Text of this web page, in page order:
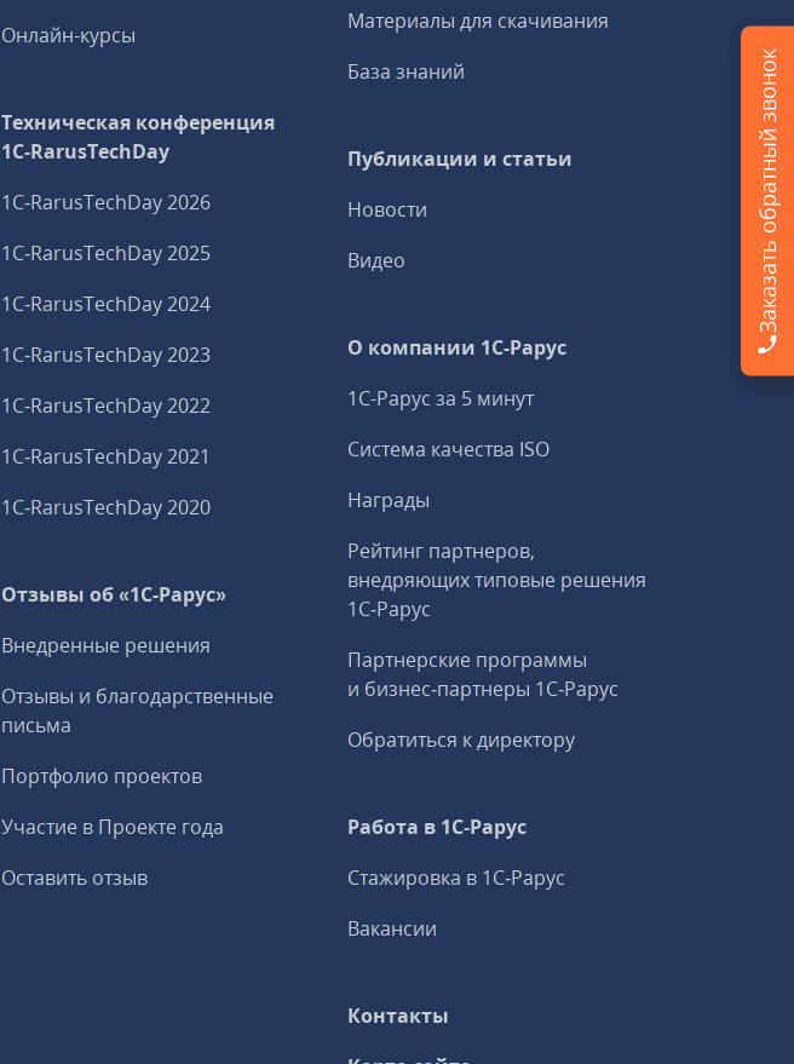
Онлайн-курсы
Техническая конференция
1C‑RarusTechDay
1C‑RarusTechDay 2026
1C‑RarusTechDay 2025
1C‑RarusTechDay 2024
1C‑RarusTechDay 2023
1C‑RarusTechDay 2022
1C‑RarusTechDay 2021
1C‑RarusTechDay 2020
Отзывы об «1С-Рарус»
Внедренные решения
Отзывы и благодарственные
письма
Портфолио проектов
Участие в Проекте года
Оставить отзыв
Материалы для скачивания
База знаний
Публикации и статьи
Новости
Видео
О компании 1C-Рарус
1С-Рарус за 5 минут
Система качества ISO
Награды
Рейтинг партнеров,
внедряющих типовые решения
1С‑Рарус
Партнерские программы
и бизнес‑партнеры 1С‑Рарус
Обратиться к директору
Работа в 1С‑Рарус
Стажировка в 1С‑Рарус
Вакансии
Контакты
Заказать обратный звонок